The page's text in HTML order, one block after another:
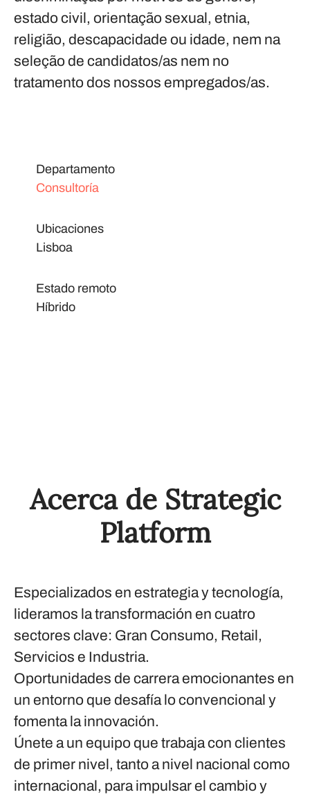
estado civil, orientação sexual, etnia,
religião, descapacidade ou idade, nem na
seleção de candidatos/as nem no
tratamento dos nossos empregados/as.
Departamento
Consultoría
Ubicaciones
Lisboa
Estado remoto
Híbrido
Acerca de Strategic
Platform
Especializados en estrategia y tecnología,
lideramos la transformación en cuatro
sectores clave: Gran Consumo, Retail,
Servicios e Industria.
Oportunidades de carrera emocionantes en
un entorno que desafía lo convencional y
fomenta la innovación.
Únete a un equipo que trabaja con clientes
de primer nivel, tanto a nivel nacional como
internacional, para impulsar el cambio y